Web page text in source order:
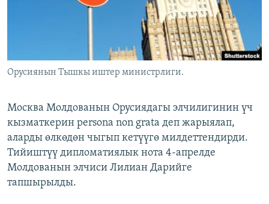
ЭЕ/АРнун бардык сайттары
Орусиянын Тышкы иштер министрлиги.
Москва Молдованын Орусиядагы элчилигинин үч
кызматкерин persona non grata деп жарыялап,
аларды өлкөдөн чыгып кетүүгө милдеттендирди.
Тийиштүү дипломатиялык нота 4-апрелде
Молдованын элчиси Лилиан Дарийге
тапшырылды.